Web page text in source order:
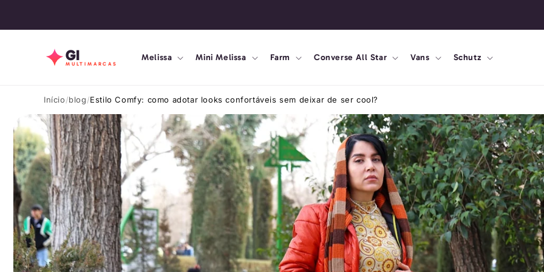
GI
MULTIMARCAS
Melissa Mini Melissa Farm Converse All Star Vans Schutz
Início blog Estilo Comfy: como adotar looks confortáveis sem deixar de ser cool?